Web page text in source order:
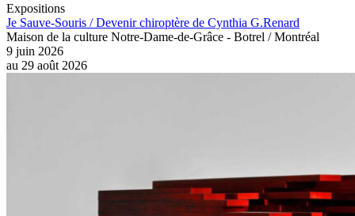
Expositions
Je Sauve-Souris / Devenir chiroptère de Cynthia G.Renard
Maison de la culture Notre-Dame-de-Grâce - Botrel / Montréal
9 juin 2026
au 29 août 2026